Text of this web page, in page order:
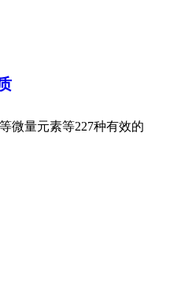
微量元素等227种有效的